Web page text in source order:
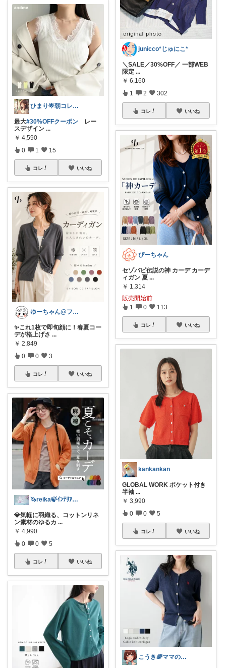
ひまり🌟朝コレ💡いつも感謝💓
最大#30%OFFクーポン レー
スデザイン ...
￥ 4,590
0 1 15
コレ いいね
ゆーちゃん@フォロワーさまから購入💕
✨これ1枚で即旬顔に！春夏コー
デが格上げさ ...
￥ 2,849
0 0 3
コレ いいね
🦄reika🍃ｲﾝﾃﾘｱ🕊感謝💐
💎気軽に羽織る、コットンリネ
ン素材のゆるカ ...
￥ 4,990
0 0 5
コレ いいね
junicco*じゅにこ*
＼SALE／30%OFF／ 一部WEB
限定 ...
￥ 6,160
1 2 302
コレ いいね
ぴーちゃん
セゾパピ伝説の神 カーデ カーデ
ィガン 夏 ...
￥ 1,314
販売開始前
1 0 113
コレ いいね
kankankan
GLOBAL WORK ポケット付き
半袖 ...
￥ 3,990
0 0 5
コレ いいね
こうき🌈ママの着痩せ服&快適な暮らし